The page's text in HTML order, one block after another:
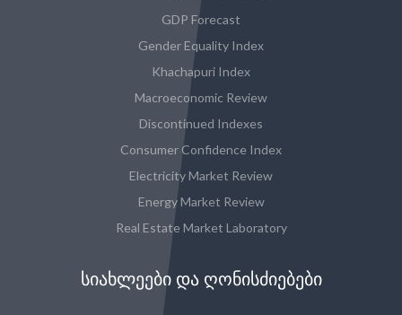
GDP Forecast
Gender Equality Index
Khachapuri Index
Macroeconomic Review
Discontinued Indexes
Consumer Confidence Index
Electricity Market Review
Energy Market Review
Real Estate Market Laboratory
ᲡᲘᲐᲮᲚᲔᲔᲑᲘ ᲓᲐ ᲦᲝᲜᲘᲡᲫᲘᲔᲑᲔᲑᲘ